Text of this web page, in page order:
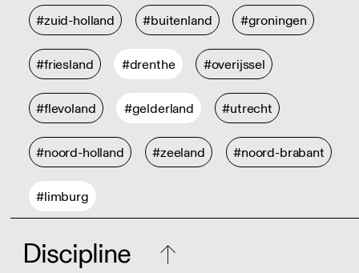
#zuid-holland #buitenland #groningen
#friesland #drenthe #overijssel
#flevoland #gelderland #utrecht
#noord-holland #zeeland #noord-brabant
#limburg
Discipline